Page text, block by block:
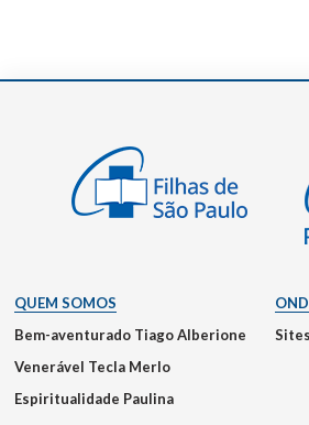
QUEM SOMOS
Bem-aventurado Tiago Alberione
Venerável Tecla Merlo
Espiritualidade Paulina